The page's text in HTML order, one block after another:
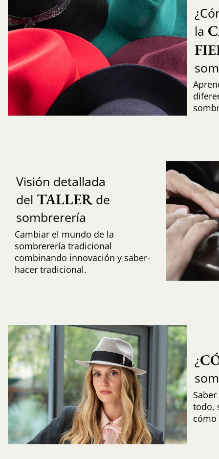
la
Visión detallada
del TALLERde
sombrerería
Cambiar el mundo de la
sombrerería tradicional
combinando innovación y saber-
hacer tradicional.
¿
todo,
cómo